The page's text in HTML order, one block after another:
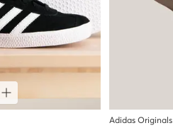
Adidas Originals